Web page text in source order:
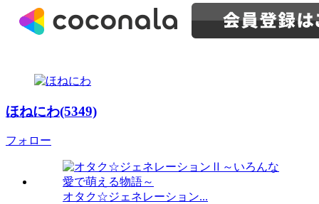
ほねにわ(5349)
フォロー
オタク☆ジェネレーション...